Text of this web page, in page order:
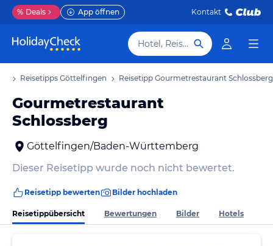
% Deals App öffnen Kontakt
Hotel, Reiseziel
Reisetipps Göttelfingen Reisetipp Gourmetrestaurant Schlossberg
Gourmetrestaurant
Schlossberg
Göttelfingen/Baden-Württemberg
Dieser Reisetipp wurde noch nicht bewertet.
Reisetipp bewerten Bilder hochladen
Reisetippübersicht Bewertungen Bilder Hotels